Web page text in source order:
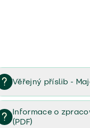
Věřejný příslib -
Věřejný příslib majetek
Informace o
(PDF)